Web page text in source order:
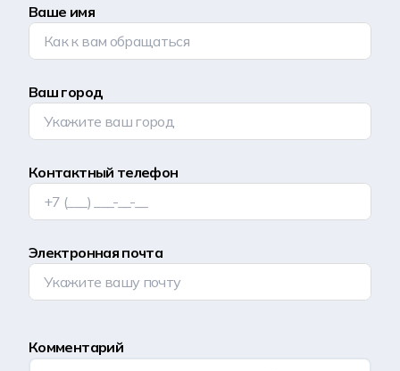
Ваше имя
Ваш город
Контактный телефон
Электронная почта
Комментарий